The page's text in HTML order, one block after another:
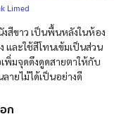
Limed
สีขาว เป็นพื้นหลังในห้อง
และใช้สีโทนเข้มเป็นส่วน
พิ่มจุดดึงดูดสายตาให้กับ
ายไม้ได้เป็นอย่างดี
ก